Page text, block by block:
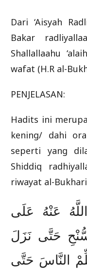
Dari ‘Aisyah
Bakar
Shallallaahu
wafat (H.R al-
PENJELASAN:
Hadits ini
kening/ dahi
seperti yang
Shiddiq
riwayat al-
عَنْهُ عَلَى
حَتَّى نَزَلَ
النَّاسَ حَتَّى